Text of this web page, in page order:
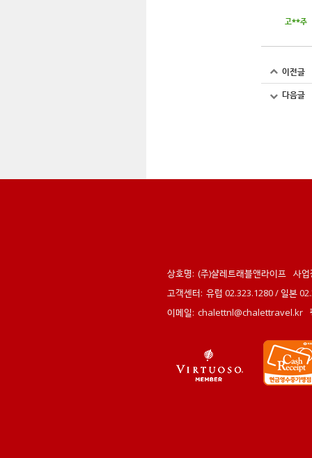
고**주
이전글
다음글
상호명: (주)샬레트래블앤라이프 사
고객센터: 유럽 02.323.1280 / 일본
이메일: chalettnl@chalettravel.kr